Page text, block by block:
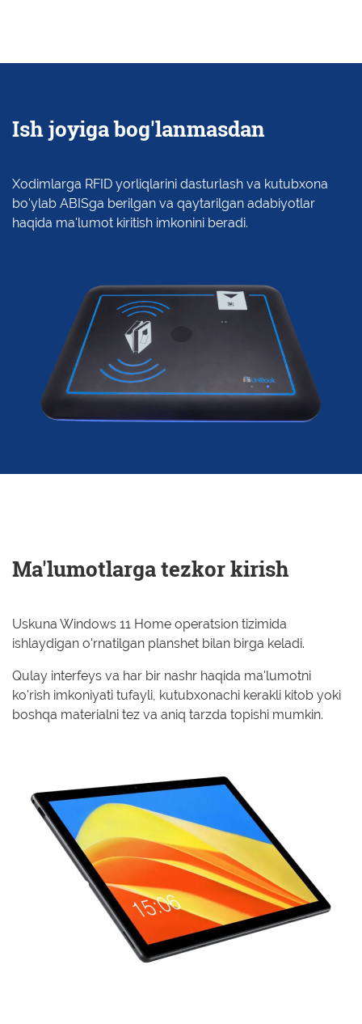
Ish joyiga bog'lanmasdan
Xodimlarga RFID yorliqlarini dasturlash va kutubxona
bo'ylab ABISga berilgan va qaytarilgan adabiyotlar
haqida ma'lumot kiritish imkonini beradi.
Ma'lumotlarga tezkor kirish
Uskuna Windows 11 Home operatsion tizimida
ishlaydigan o'rnatilgan planshet bilan birga keladi.
Qulay interfeys va har bir nashr haqida ma'lumotni
ko'rish imkoniyati tufayli, kutubxonachi kerakli kitob yoki
boshqa materialni tez va aniq tarzda topishi mumkin.